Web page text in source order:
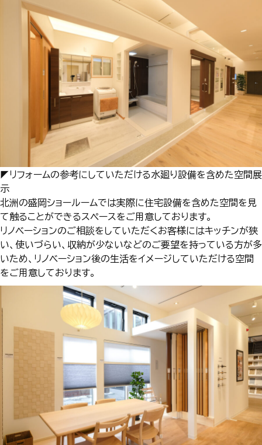
◤リフォームの参考にしていただける水廻り設備を含めた空間展
示
北洲の盛岡ショールームでは実際に住宅設備を含めた空間を見
て触ることができるスペースをご用意しております。
リノベーションのご相談をしていただくお客様にはキッチンが狭
い、使いづらい、収納が少ないなどのご要望を持っている方が多
いため、リノベーション後の生活をイメージしていただける空間
をご用意しております。